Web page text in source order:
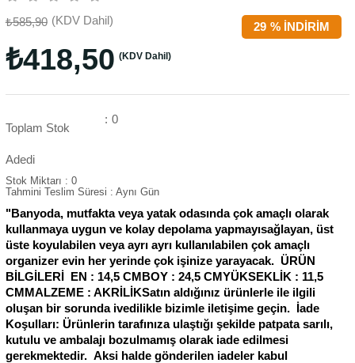
%
29 İNDIRIM
₺585,90 (KDV Dahil)
₺418,50 (KDV Dahil)
Toplam Stok
Adedi
: 0
Stok Miktarı : 0
Tahmini Teslim Süresi : Aynı Gün
"Banyoda, mutfakta veya yatak odasında çok amaçlı olarak
kullanmaya uygun ve kolay depolama yapmayısağlayan, üst
üste koyulabilen veya ayrı ayrı kullanılabilen çok amaçlı
organizer evin her yerinde çok işinize yarayacak. ÜRÜN
BİLGİLERİ EN : 14,5 CMBOY : 24,5 CMYÜKSEKLİK : 11,5
CMMALZEME : AKRİLİKSatın aldığınız ürünlerle ile ilgili
oluşan bir sorunda ivedilikle bizimle iletişime geçin. İade
Koşulları: Ürünlerin tarafınıza ulaştığı şekilde patpata sarılı,
kutulu ve ambalajı bozulmamış olarak iade edilmesi
gerekmektedir. Aksi halde gönderilen iadeler kabul